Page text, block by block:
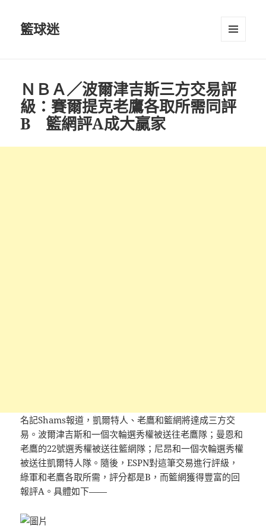
籃球迷
ＮＢＡ／波爾津吉斯三方交易評
級：賽爾提克老鷹各取所需同評
B 籃網評A成大贏家
名記Shams報道，凱爾特人、老鷹和籃網將達成三方交
易。波爾津吉斯和一個次輪選秀權被送往老鷹隊；曼恩和
老鷹的22號選秀權被送往籃網隊；尼昂和一個次輪選秀權
被送往凱爾特人隊。隨後，ESPN對這筆交易進行評級，
綠軍和老鷹各取所需，評分都是B，而籃網獲得豐富的回
報評A。具體如下——